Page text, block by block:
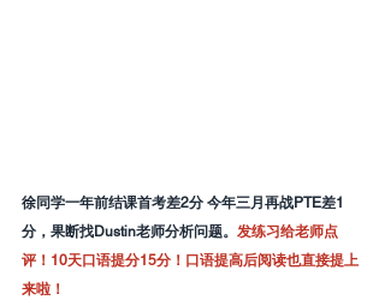
徐同学一年前结课首考差2分 今年三月再战PTE差1
分，果断找Dustin老师分析问题。 发练习给老师点
评！10天口语提分15分！口语提高后阅读也直接提上
来啦！